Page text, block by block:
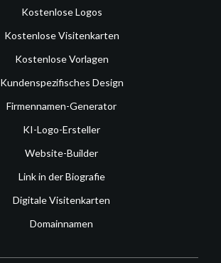
Kostenlose Logos
Kostenlose Visitenkarten
Kostenlose Vorlagen
Kundenspezifisches Design
Firmennamen-Generator
KI-Logo-Ersteller
Website-Builder
Link in der Biografie
Digitale Visitenkarten
Domainnamen